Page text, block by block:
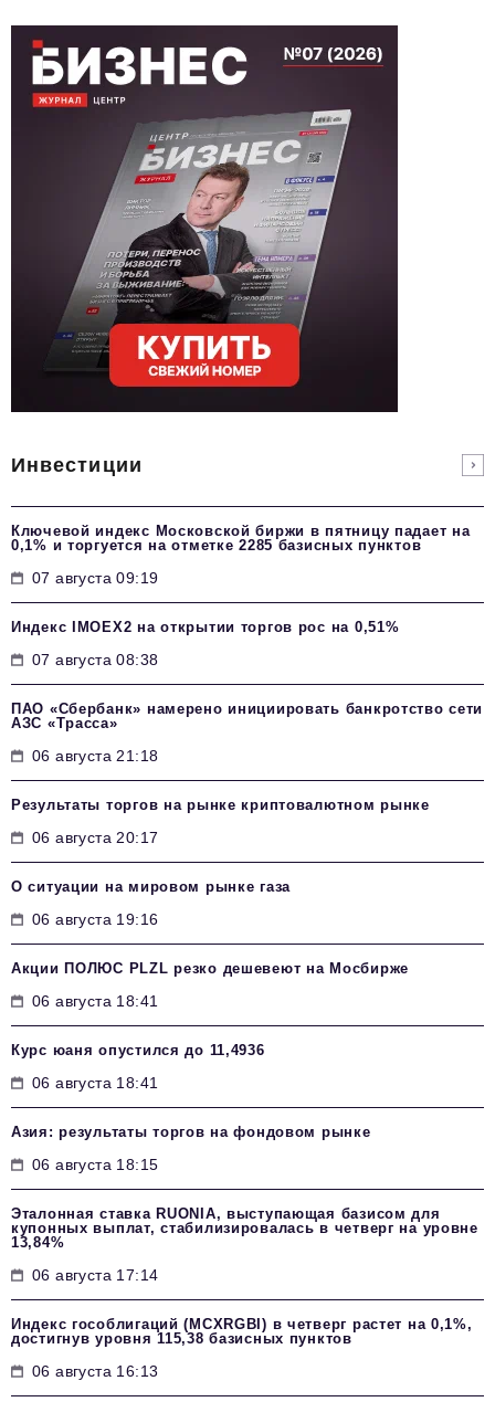
Инвестиции
Ключевой индекс Московской биржи в пятницу падает на
0,1% и торгуется на отметке 2285 базисных пунктов
07 августа 09:19
Индекс IMOEX2 на открытии торгов рос на 0,51%
07 августа 08:38
ПАО «Сбербанк» намерено инициировать банкротство сети
АЗС «Трасса»
06 августа 21:18
Результаты торгов на рынке криптовалютном рынке
06 августа 20:17
О ситуации на мировом рынке газа
06 августа 19:16
Акции ПОЛЮС PLZL резко дешевеют на Мосбирже
06 августа 18:41
Курс юаня опустился до 11,4936
06 августа 18:41
Азия: результаты торгов на фондовом рынке
06 августа 18:15
Эталонная ставка RUONIA, выступающая базисом для
купонных выплат, стабилизировалась в четверг на уровне
13,84%
06 августа 17:14
Индекс гособлигаций (MCXRGBI) в четверг растет на 0,1%,
достигнув уровня 115,38 базисных пунктов
06 августа 16:13